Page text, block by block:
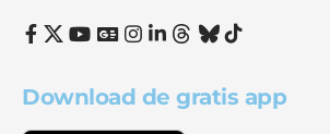
Download de gratis app